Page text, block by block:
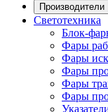
Производители
Светотехника
Блок-
Фары
Фары
Фары
Фары
Фары